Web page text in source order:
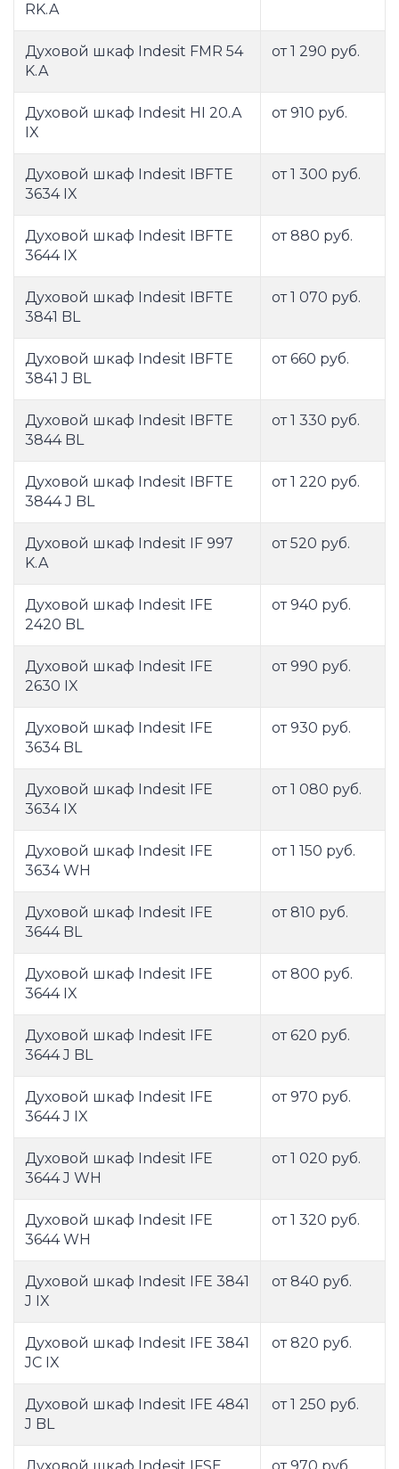
RK.A
Духовой шкаф Indesit FMR 54
K.A
от 1 290 руб.
Духовой шкаф Indesit HI 20.A
IX
от 910 руб.
Духовой шкаф Indesit IBFTE
3634 IX
от 1 300 руб.
Духовой шкаф Indesit IBFTE
3644 IX
от 880 руб.
Духовой шкаф Indesit IBFTE
3841 BL
от 1 070 руб.
Духовой шкаф Indesit IBFTE
3841 J BL
от 660 руб.
Духовой шкаф Indesit IBFTE
3844 BL
от 1 330 руб.
Духовой шкаф Indesit IBFTE
3844 J BL
от 1 220 руб.
Духовой шкаф Indesit IF 997
K.A
от 520 руб.
Духовой шкаф Indesit IFE
2420 BL
от 940 руб.
Духовой шкаф Indesit IFE
2630 IX
от 990 руб.
Духовой шкаф Indesit IFE
3634 BL
от 930 руб.
Духовой шкаф Indesit IFE
3634 IX
от 1 080 руб.
Духовой шкаф Indesit IFE
3634 WH
от 1 150 руб.
Духовой шкаф Indesit IFE
3644 BL
от 810 руб.
Духовой шкаф Indesit IFE
3644 IX
от 800 руб.
Духовой шкаф Indesit IFE
3644 J BL
от 620 руб.
Духовой шкаф Indesit IFE
3644 J IX
от 970 руб.
Духовой шкаф Indesit IFE
3644 J WH
от 1 020 руб.
Духовой шкаф Indesit IFE
3644 WH
от 1 320 руб.
Духовой шкаф Indesit IFE 3841
J IX
от 840 руб.
Духовой шкаф Indesit IFE 3841
JC IX
от 820 руб.
Духовой шкаф Indesit IFE 4841
J BL
от 1 250 руб.